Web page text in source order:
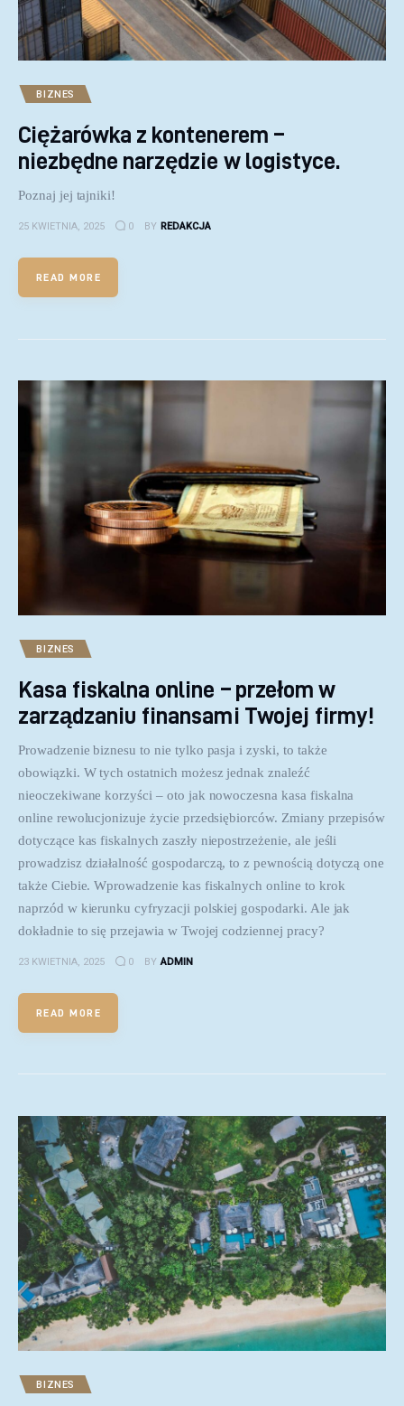
BIZNES
Ciężarówka z kontenerem –
niezbędne narzędzie w logistyce.
Poznaj jej tajniki!
25 KWIETNIA, 2025 0 BY REDAKCJA
READ MORE
BIZNES
Kasa fiskalna online – przełom w
zarządzaniu finansami Twojej firmy!
Prowadzenie biznesu to nie tylko pasja i zyski, to także
obowiązki. W tych ostatnich możesz jednak znaleźć
nieoczekiwane korzyści – oto jak nowoczesna kasa fiskalna
online rewolucjonizuje życie przedsiębiorców. Zmiany przepisów
dotyczące kas fiskalnych zaszły niepostrzeżenie, ale jeśli
prowadzisz działalność gospodarczą, to z pewnością dotyczą one
także Ciebie. Wprowadzenie kas fiskalnych online to krok
naprzód w kierunku cyfryzacji polskiej gospodarki. Ale jak
dokładnie to się przejawia w Twojej codziennej pracy?
23 KWIETNIA, 2025 0 BY ADMIN
READ MORE
BIZNES